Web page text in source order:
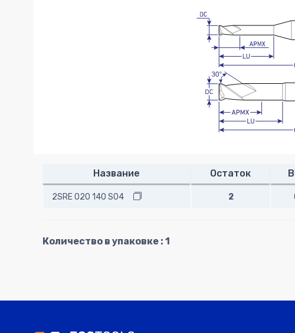
Название Остаток
2SRE 020 140 S04 2
Количество в упаковке : 1